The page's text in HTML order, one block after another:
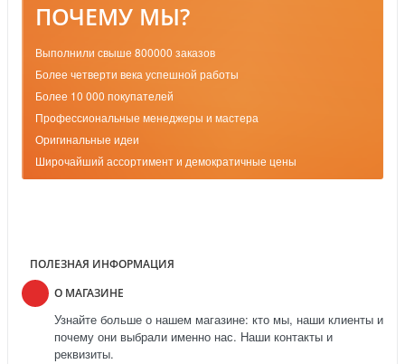
ПОЧЕМУ МЫ?
Выполнили свыше 800000 заказов
Более четверти века успешной работы
Более 10 000 покупателей
Профессиональные менеджеры и мастера
Оригинальные идеи
Широчайший ассортимент и демократичные цены
ПОЛЕЗНАЯ ИНФОРМАЦИЯ
О МАГАЗИНЕ
Узнайте больше о нашем магазине: кто мы, наши клиенты и
почему они выбрали именно нас. Наши контакты и
реквизиты.